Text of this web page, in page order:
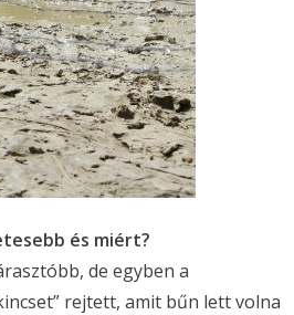
és miért?
de egyben a
rejtett, amit bűn lett volna